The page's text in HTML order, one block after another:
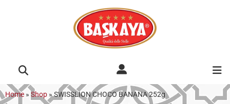
Home » Shop »SWISSLION CHOCO BANANA 252g